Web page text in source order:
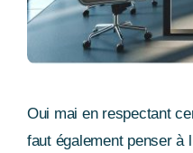
Oui mai en respectant
faut également penser à